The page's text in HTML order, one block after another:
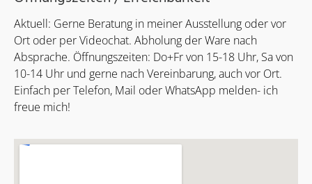
Aktuell: Gerne Beratung in meiner Ausstellung oder vor
Ort oder per Videochat. Abholung der Ware nach
Absprache. Öffnungszeiten: Do+Fr von 15-18 Uhr, Sa von
10-14 Uhr und gerne nach Vereinbarung, auch vor Ort.
Einfach per Telefon, Mail oder WhatsApp melden- ich
freue mich!